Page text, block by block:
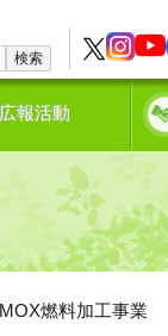
検索
報活動
燃料加工事業